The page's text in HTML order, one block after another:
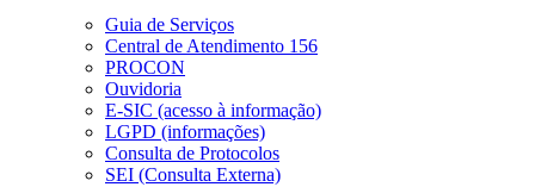
Guia de Serviços
Central de Atendimento 156
PROCON
Ouvidoria
E-SIC (acesso à informação)
LGPD (informações)
Consulta de Protocolos
SEI (Consulta Externa)